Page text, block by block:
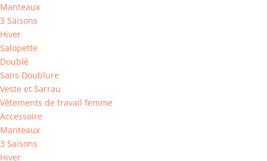
Manteaux
3 Saisons
Hiver
Salopette
Doublé
Sans Doublure
Veste et Sarrau
Vêtements de travail femme
Accessoire
Manteaux
3 Saisons
Hiver